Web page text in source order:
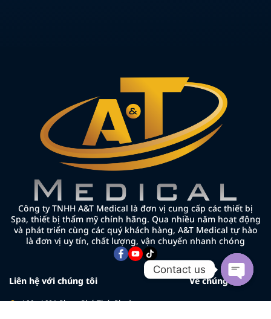
Liên hệ với chúng tôi
166 - 168A Phạm Phú Thứ, Phường
Công ty TNHH A&T Medical là đơn vị cung cấp các thiết bị
Spa, thiết bị thẩm mỹ chính hãng. Qua nhiều năm hoạt động
và phát triển cùng các quý khách hàng, A&T Medical tự hào
là đơn vị uy tín, chất lượng, vận chuyển nhanh chóng
Về chúng tôi
Contact us